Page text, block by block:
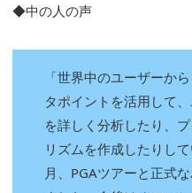
◆中の人の声
「世界中のユーザーか
タポイントを活用して
を詳しく分析したり、
リズムを作成したりし
月、PGAツアーと正式